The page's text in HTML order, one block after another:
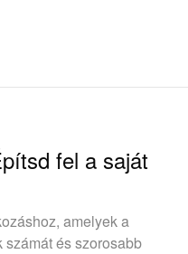
fel a saját
amelyek a
és szorosabb